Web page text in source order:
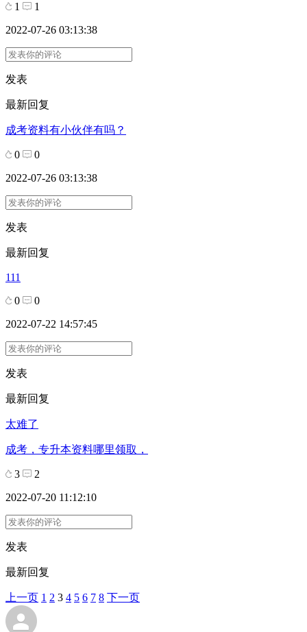
1
1
2022-07-26 03:13:38
发表
最新回复
成考资料有小伙伴有吗？
0
0
2022-07-26 03:13:38
发表
最新回复
111
0
0
2022-07-22 14:57:45
发表
最新回复
太难了
成考，专升本资料哪里领取，
3
2
2022-07-20 11:12:10
发表
最新回复
上一页 1 2 3 4 5 6 7 8 下一页